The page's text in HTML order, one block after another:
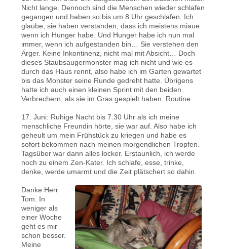
Nicht lange. Dennoch sind die Menschen wieder schlafen
gegangen und haben so bis um 8 Uhr geschlafen. Ich
glaube, sie haben verstanden, dass ich meistens miaue
wenn ich Hunger habe. Und Hunger habe ich nun mal
immer, wenn ich aufgestanden bin… Sie verstehen den
Ärger. Keine Inkontinenz, nicht mal mit Absicht… Doch
dieses Staubsaugermonster mag ich nicht und wie es
durch das Haus rennt, also habe ich im Garten gewartet
bis das Monster seine Runde gedreht hatte. Übrigens
hatte ich auch einen kleinen Sprint mit den beiden
Verbrechern, als sie im Gras gespielt haben. Routine.
17. Juni: Ruhige Nacht bis 7:30 Uhr als ich meine
menschliche Freundin hörte, sie war auf. Also habe ich
geheult um mein Frühstück zu kriegen und habe es
sofort bekommen nach meinen morgendlichen Tropfen.
Tagsüber war dann alles locker. Erstaunlich, ich werde
noch zu einem Zen-Kater. Ich schlafe, esse, trinke,
denke, werde umarmt und die Zeit plätschert so dahin.
Danke Herr
Tom. In
weniger als
einer Woche
geht es mir
schon besser.
Meine